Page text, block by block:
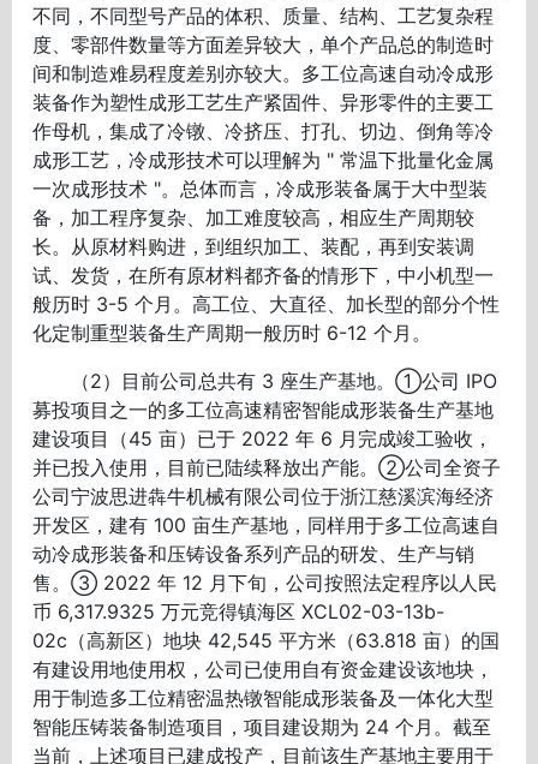
不同，不同型号产品的体积、质量、结构、工艺复杂程
度、零部件数量等方面差异较大，单个产品总的制造时
间和制造难易程度差别亦较大。多工位高速自动冷成形
装备作为塑性成形工艺生产紧固件、异形零件的主要工
作母机，集成了冷镦、冷挤压、打孔、切边、倒角等冷
成形工艺，冷成形技术可以理解为 " 常温下批量化金属
一次成形技术 "。总体而言，冷成形装备属于大中型装
备，加工程序复杂、加工难度较高，相应生产周期较
长。从原材料购进，到组织加工、装配，再到安装调
试、发货，在所有原材料都齐备的情形下，中小机型一
般历时 3-5 个月。高工位、大直径、加长型的部分个性
化定制重型装备生产周期一般历时 6-12 个月。
（2）目前公司总共有 3 座生产基地。①公司 IPO
募投项目之一的多工位高速精密智能成形装备生产基地
建设项目（45 亩）已于 2022 年 6 月完成竣工验收，
并已投入使用，目前已陆续释放出产能。②公司全资子
公司宁波思进犇牛机械有限公司位于浙江慈溪滨海经济
开发区，建有 100 亩生产基地，同样用于多工位高速自
动冷成形装备和压铸设备系列产品的研发、生产与销
售。③ 2022 年 12 月下旬，公司按照法定程序以人民
币 6,317.9325 万元竞得镇海区 XCL02-03-13b-
02c（高新区）地块 42,545 平方米（63.818 亩）的国
有建设用地使用权，公司已使用自有资金建设该地块，
用于制造多工位精密温热镦智能成形装备及一体化大型
智能压铸装备制造项目，项目建设期为 24 个月。截至
当前，上述项目已建成投产，目前该生产基地主要用于